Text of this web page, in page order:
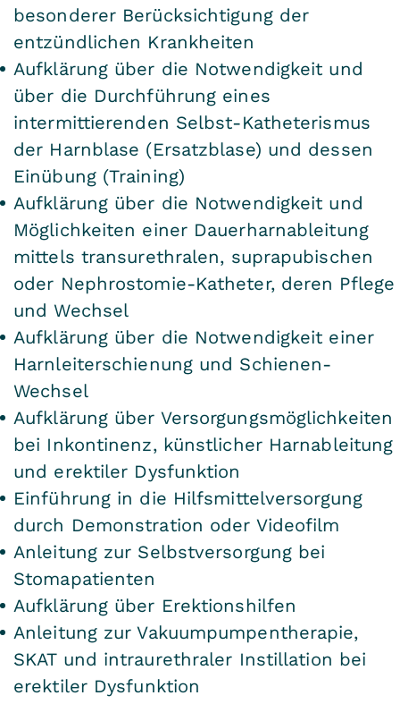
besonderer Berücksichtigung der
entzündlichen Krankheiten
Aufklärung über die Notwendigkeit und
über die Durchführung eines
intermittierenden Selbst-Katheterismus
der Harnblase (Ersatzblase) und dessen
Einübung (Training)
Aufklärung über die Notwendigkeit und
Möglichkeiten einer Dauerharnableitung
mittels transurethralen, suprapubischen
oder Nephrostomie-Katheter, deren Pflege
und Wechsel
Aufklärung über die Notwendigkeit einer
Harnleiterschienung und Schienen-
Wechsel
Aufklärung über Versorgungsmöglichkeiten
bei Inkontinenz, künstlicher Harnableitung
und erektiler Dysfunktion
Einführung in die Hilfsmittelversorgung
durch Demonstration oder Videofilm
Anleitung zur Selbstversorgung bei
Stomapatienten
Aufklärung über Erektionshilfen
Anleitung zur Vakuumpumpentherapie,
SKAT und intraurethraler Instillation bei
erektiler Dysfunktion